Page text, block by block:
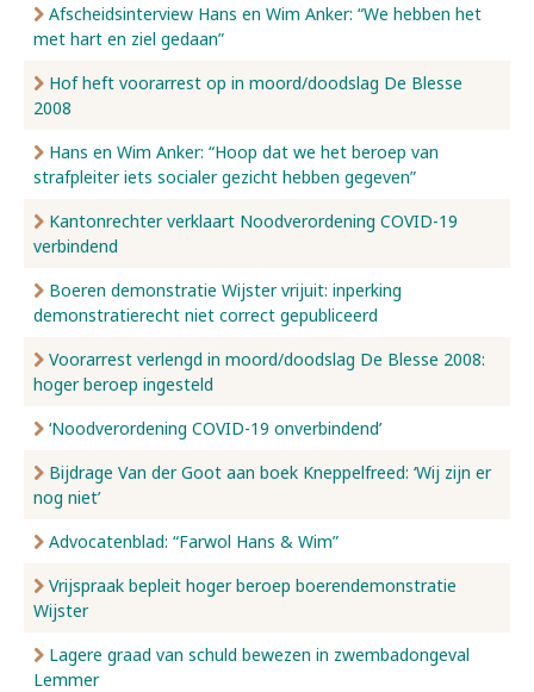
Afscheidsinterview Hans en Wim Anker: “We hebben het
met hart en ziel gedaan”
Hof heft voorarrest op in moord/doodslag De Blesse
2008
Hans en Wim Anker: “Hoop dat we het beroep van
strafpleiter iets socialer gezicht hebben gegeven”
Kantonrechter verklaart Noodverordening COVID-19
verbindend
Boeren demonstratie Wijster vrijuit: inperking
demonstratierecht niet correct gepubliceerd
Voorarrest verlengd in moord/doodslag De Blesse 2008:
hoger beroep ingesteld
‘Noodverordening COVID-19 onverbindend’
Bijdrage Van der Goot aan boek Kneppelfreed: ‘Wij zijn er
nog niet’
Advocatenblad: “Farwol Hans & Wim”
Vrijspraak bepleit hoger beroep boerendemonstratie
Wijster
Lagere graad van schuld bewezen in zwembadongeval
Lemmer